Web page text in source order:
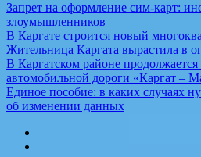
Запрет на оформление сим-карт:
злоумышленников
В Каргате строится новый
Жительница Каргата вырастила в
В Каргатском районе продолжается
автомобильной дороги «Каргат –
Единое пособие: в каких случаях
об изменении данных